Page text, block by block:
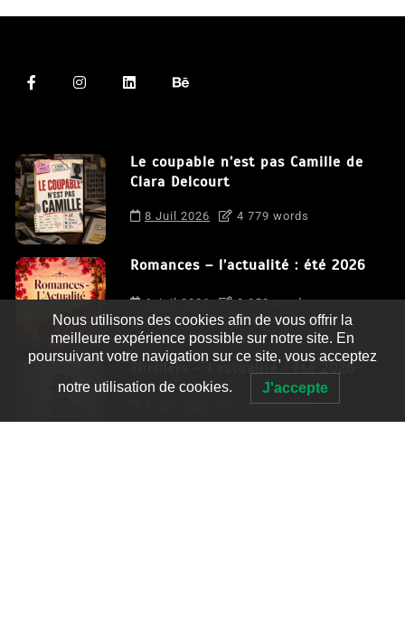
Le coupable n’est pas Camille de
Clara Delcourt
8 Juil 2026 4 779 words
Romances – l’actualité : été 2026
6 Juil 2026 3 052 words
Thrillers – l’actualité : été 2026
2 995 words
Nous utilisons des cookies afin de vous offrir la
meilleure expérience possible sur notre site. En
poursuivant votre navigation sur ce site, vous acceptez
notre utilisation de cookies. J'accepte